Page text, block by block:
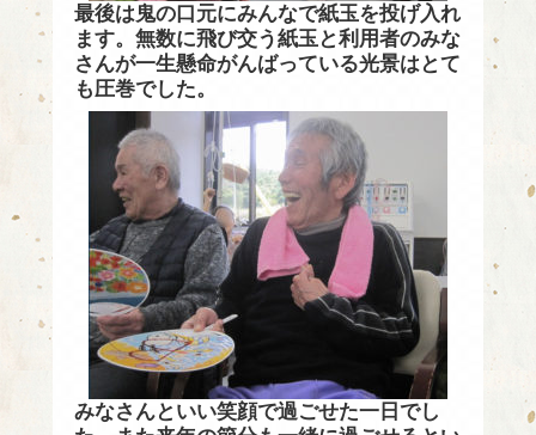
最後は鬼の口元にみんなで紙玉を投げ入れ
ます。無数に飛び交う紙玉と利用者のみな
さんが一生懸命がんばっている光景はとて
も圧巻でした。
みなさんといい笑顔で過ごせた一日でし